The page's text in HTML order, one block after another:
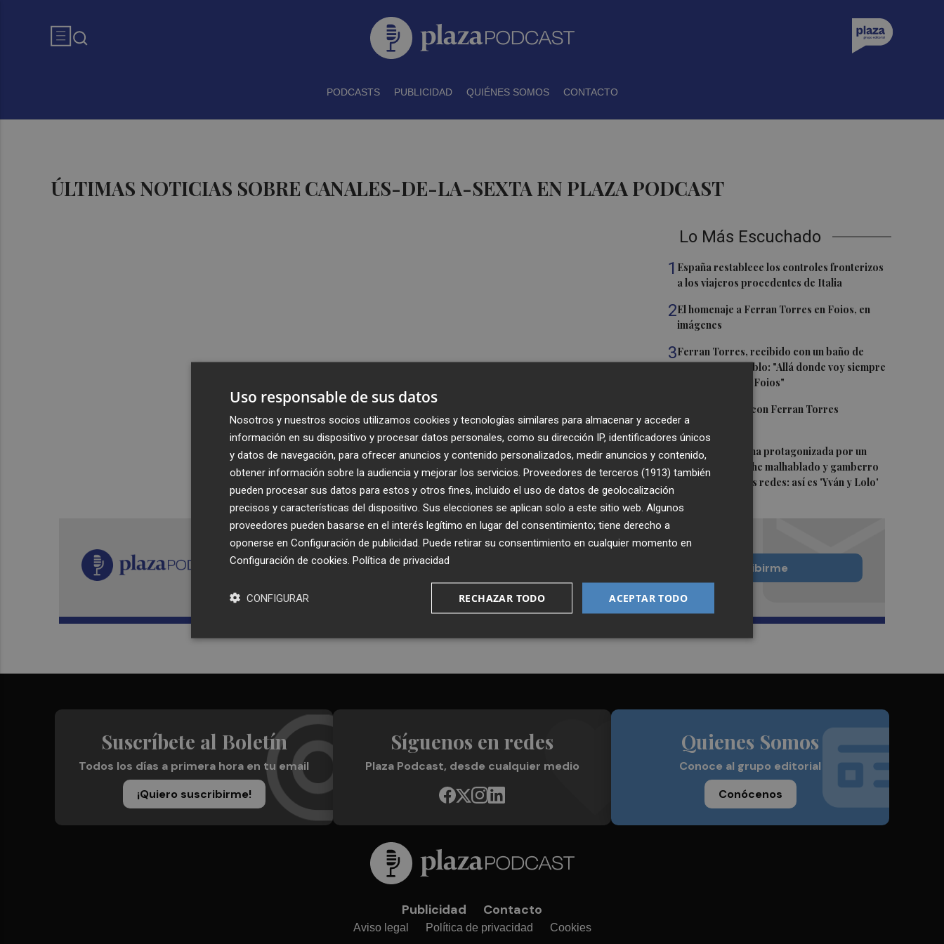
PODCASTS PUBLICIDAD QUIÉNES SOMOS CONTACTO
ÚLTIMAS NOTICIAS SOBRE CANALES-DE-LA-SEXTA EN PLAZA PODCAST
Lo Más Escuchado
1 España restablece los controles fronterizos
a los viajeros procedentes de Italia
2El homenaje a Ferran Torres en Foios, en
imágenes
3Ferran Torres, recibido con un baño de
masas en su pueblo: "Allá donde voy siempre
digo que soy de Foios"
Foios se vuelca con Ferran Torres
5La serie murciana protagonizada por un
conejo de peluche malhablado y gamberro
que triunfa en las redes: así es 'Yván y Lolo'
Recibe toda la actualidad de
Plaza Podcast en tu correo
Quiero suscribirme
Suscríbete al Boletín
Todos los días a primera hora en tu email
¡Quiero suscribirme!
Síguenos en redes
Plaza Podcast, desde cualquier medio
Quienes Somos
Conoce al grupo editorial
Conócenos
Publicidad Contacto
Aviso legal Política de privacidad Cookies
Uso responsable de sus datos
Nosotros y nuestros socios utilizamos cookies y tecnologías similares para almacenar y acceder a
información en su dispositivo y procesar datos personales, como su dirección IP, identificadores únicos
y datos de navegación, para ofrecer anuncios y contenido personalizados, medir anuncios y contenido,
obtener información sobre la audiencia y mejorar los servicios. Proveedores de terceros (1913) también
pueden procesar sus datos para estos y otros fines, incluido el uso de datos de geolocalización
precisos y características del dispositivo. Sus elecciones se aplican solo a este sitio web. Algunos
proveedores pueden basarse en el interés legítimo en lugar del consentimiento; tiene derecho a
oponerse en Configuración de publicidad . Puede retirar su consentimiento en cualquier momento en
Configuración de cookies Política de privacidad
ACEPTAR TODO
RECHAZAR TODO
CONFIGURAR